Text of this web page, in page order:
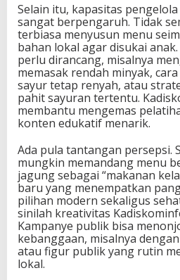
Selain itu, kapasitas
sangat berpengaruh. Tidak
terbiasa menyusun menu
bahan lokal agar disukai
perlu dirancang, misalnya
memasak rendah minyak,
sayur tetap renyah, atau
pahit sayuran tertentu.
membantu mengemas
konten edukatif menarik.
Ada pula tantangan persepsi.
mungkin memandang menu
jagung sebagai “makanan
baru yang menempatkan
pilihan modern sekaligus
sinilah kreativitas
Kampanye publik bisa
kebanggaan, misalnya
atau figur publik yang rutin
lokal.